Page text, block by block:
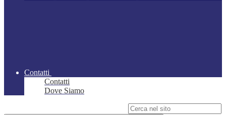
Contatti
Contatti
Dove Siamo